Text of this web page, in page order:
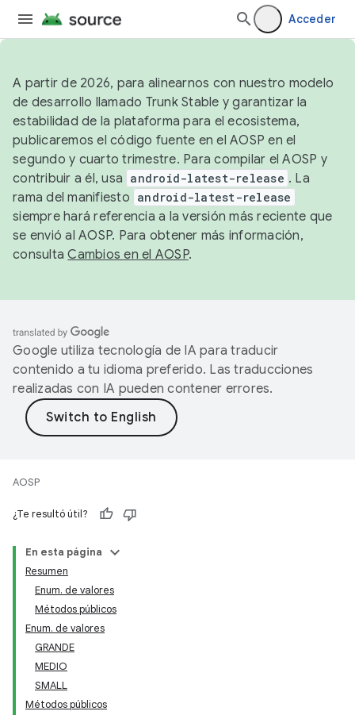
Acceder
A partir de 2026, para alinearnos con nuestro modelo
de desarrollo llamado Trunk Stable y garantizar la
estabilidad de la plataforma para el ecosistema,
publicaremos el código fuente en el AOSP en el
segundo y cuarto trimestre. Para compilar el AOSP y
contribuir a él, usa android-latest-release . La
rama del manifiesto android-latest-release
siempre hará referencia a la versión más reciente que
se envió al AOSP. Para obtener más información,
consultaCambios en el AOSP.
Google utiliza tecnología de IA para traducir
contenido a tu idioma preferido. Las traducciones
realizadas con IA pueden contener errores.
AOSP
¿Te resultó útil?
En esta página
Resumen
Enum. de valores
Métodos públicos
Enum. de valores
GRANDE
MEDIO
SMALL
Métodos públicos